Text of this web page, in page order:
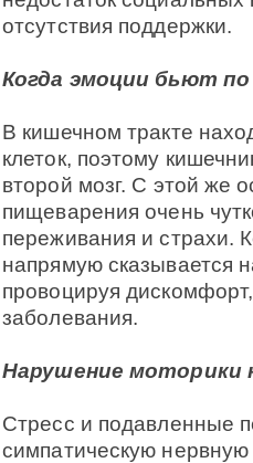
отсутствия поддержки.
Когда эмоции бьют
В кишечном тракте
клеток, поэтому
второй мозг. С этой же
пищеварения очень
переживания и страхи.
напрямую сказывается
провоцируя
заболевания.
Нарушение моторики
Стресс и подавленные
симпатическую